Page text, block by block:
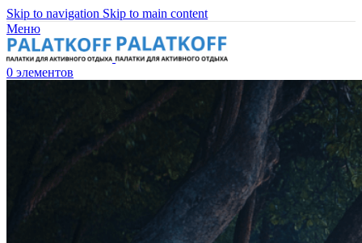
Skip to navigation Skip to main content
Меню
0 элементов